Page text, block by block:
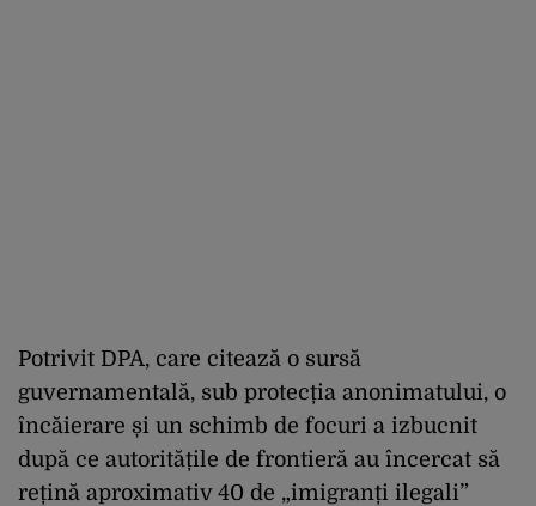
Potrivit DPA, care citează o sursă
guvernamentală, sub protecția anonimatului, o
încăierare și un schimb de focuri a izbucnit
după ce autoritățile de frontieră au încercat să
rețină aproximativ 40 de „imigranți ilegali”